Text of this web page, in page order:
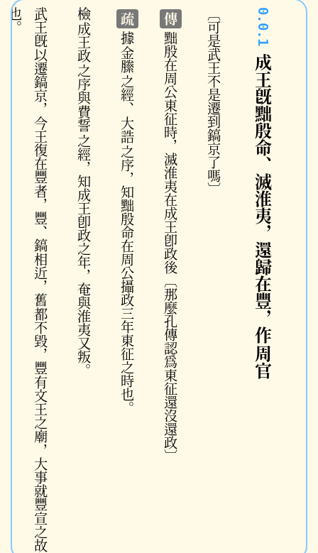
成王旣黜殷命、滅淮夷，還歸在豐，作
周官
〔可是武王不是遷到鎬京了嗎〕
傳
黜殷在周公東征時，滅淮夷在成王卽政後〔那麼孔傳認爲東征還沒還政〕
疏
據
金縢
之經、
大誥
之序，知黜殷命在周公攝政三年東征之時也。
檢
成王政
之序與
費誓
之經，知成王卽政之年，奄與淮夷又叛。
武
王
旣
以
遷
鎬
京
，
今
王
復
在
豐
者
，
豐
、
鎬
相
近
，
舊
都
不
毀
，
豐
有
文
王
之
廟
，
大
事
就
豐
宣
之
故
也
。